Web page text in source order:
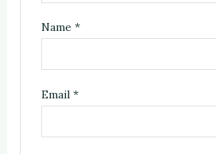
Name*
Email*